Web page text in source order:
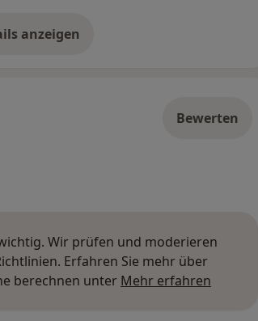
anzeigen
über die Adresse
Bewerten
Wir prüfen und moderieren
Erfahren Sie mehr über
berechnen unter Mehr erfahren